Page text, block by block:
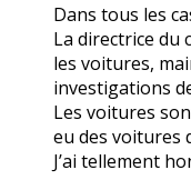
Dans tous les
La directrice du
les voitures,
investigations
Les voitures
eu des voitures
J’ai tellement